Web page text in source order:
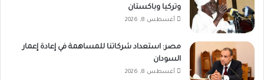
وتركيا وباكستان
أغسطس 8, 2026
مصر: استعداد شركاتنا للمساهمة في إعادة إعمار
السودان
أغسطس 8, 2026